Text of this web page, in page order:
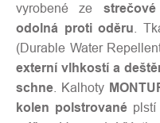
vyrobené ze
odolná proti oděru .
(Durable Water
externí vlhkostí a
schne . Kalhoty
kolen polstrované plstí